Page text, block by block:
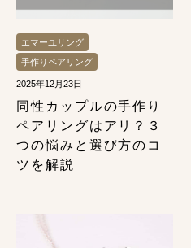
エマーユリング
手作りペアリング
2025年12月23日
同性カップルの手作り
ペアリングはアリ？３
つの悩みと選び方のコ
ツを解説